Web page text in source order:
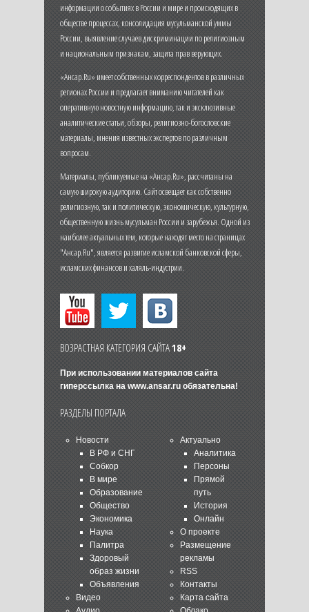
информации о событиях в России и мире и происходящих в
обществе процессах, консолидация мусульманской уммы
России, выявление случаев дискриминации по религиозным
и национальным признакам, защита прав верующих.
«Ансар.Ru» имеет собственных корреспондентов в различных
регионах России и предлагает вниманию читателей как
оперативную новостную информацию, так и эксклюзивные
аналитические статьи, обзоры, религиозно-богословские
материалы, мнения известных экспертов по различным
вопросам.
Материалы, публикуемые на «Ансар.Ru», рассчитаны на
самую широкую аудиторию. Сайт освещает как собственно
религиозную, так и политическую, экономическую, культурную,
общественную жизнь мусульман России и зарубежья. Одной из
наиболее актуальных тем, которые находят место на страницах
"Ансар.Ru", является развитие исламской банковской сферы,
исламских финансов и халяль-индустрии.
ВОЗРАСТНАЯ КАТЕГОРИЯ САЙТА18+
При использовании материалов сайта
гиперссылка на www.ansar.ruобязательна!
РАЗДЕЛЫ ПОРТАЛА
Новости
В РФ и СНГ
Собкор
В мире
Образование
Общество
Экономика
Наука
Палитра
Здоровый
образ жизни
Объявления
Видео
Актуально
Аналитика
Персоны
Прямой
путь
История
Онлайн
О проекте
Размещение
рекламы
RSS
Контакты
Карта сайта